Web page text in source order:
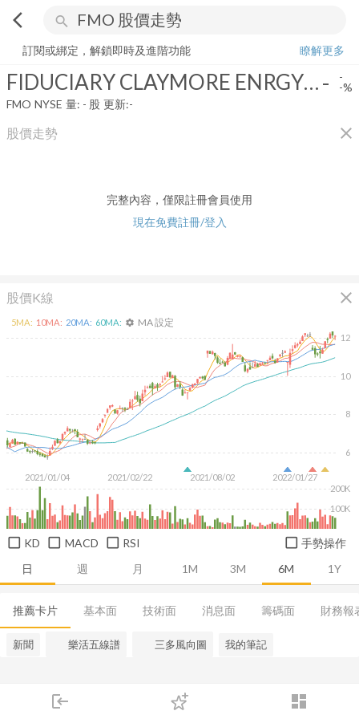
arrow_back_ios search
login dashboard
下單
FIDUCIARY CLAYMORE ENRGY INFR FD
訂閱或綁定，解鎖即時及進階功能
瞭解更多
FIDUCIARY CLAYMORE ENRGY INFR FD- -
-%
FMO NYSE 量: - 股 更新:-
股價走勢 close
完整內容，僅限註冊會員使用
現在免費註冊/登入
股價K線 close
日 週 月 1M 3M 6M 1Y
2021/01/04 2021/02/22 2021/08/02 2022/01/27
6
8
10
12
100K
200K
5MA: 10MA: 20MA: 60MA: settings MA 設定
KD MACD RSI 手勢操作
推薦卡片 基本面 技術面 消息面 籌碼面 財務報
新聞 樂活五線譜 三多風向圖 我的筆記